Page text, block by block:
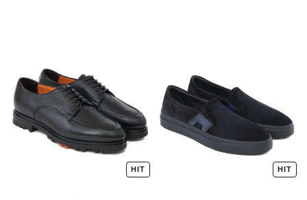
HIT HIT